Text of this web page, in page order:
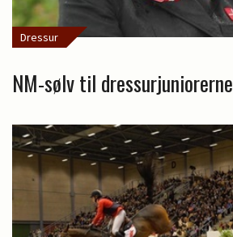
Dressur
NM-sølv til dressurjuniorerne